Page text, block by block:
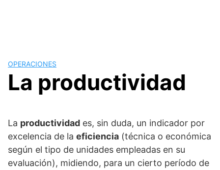
OPERACIONES
La productividad
La productividad es, sin duda, un indicador por
excelencia de la eficiencia (técnica o económica
según el tipo de unidades empleadas en su
evaluación), midiendo, para un cierto período de